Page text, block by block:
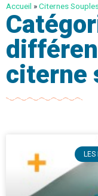
Accueil »Citernes
citerne